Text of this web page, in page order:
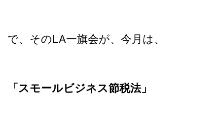
で、そのLA一旗会が、今月は、
「スモールビジネス節税法」